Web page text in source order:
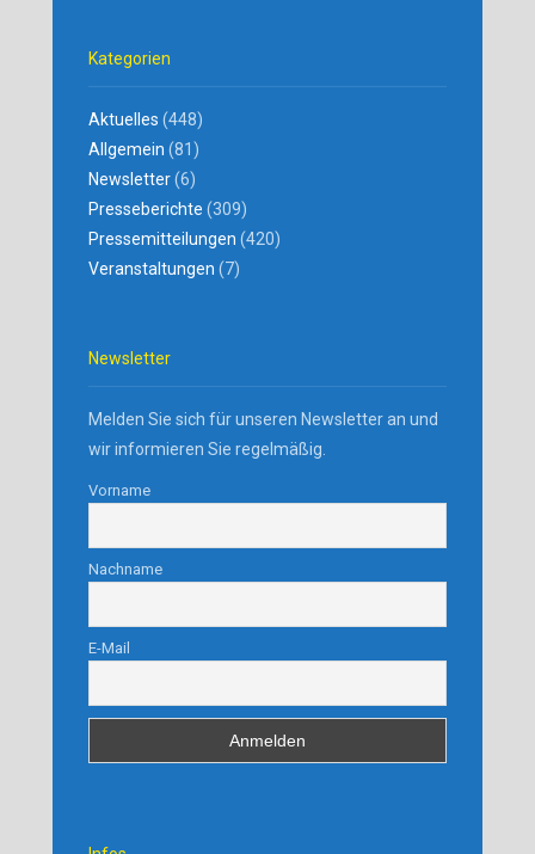
Kategorien
Aktuelles (448)
Allgemein (81)
Newsletter(6)
Presseberichte (309)
Pressemitteilungen (420)
Veranstaltungen (7)
Newsletter
Melden Sie sich für unseren Newsletter an und
wir informieren Sie regelmäßig.
Vorname
Nachname
E-Mail